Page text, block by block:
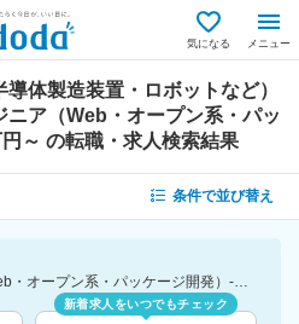
気になる メニュー
体製造装置・ロボットなど）
ニア（Web・オープン系・パッ
～ の転職・求人検索結果
条件で並び替え
[職種]システムエンジニア（Web・オープン系・パッケージ開発）-業務系アプリケーションエンジニア・プログラマ [業種]産業用装置（工作機械・半導体製造装置・ロボットなど）メーカー-メーカー（機械・電気）業界 [年収]600万円～
新着求人をいつでもチェック